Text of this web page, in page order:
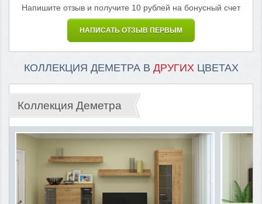
Напишите отзыв и получите 10 рублей на бонусный счет
НАПИСАТЬ ОТЗЫВ ПЕРВЫМ
КОЛЛЕКЦИЯ ДЕМЕТРА В ДРУГИХЦВЕТАХ
Коллекция Деметра